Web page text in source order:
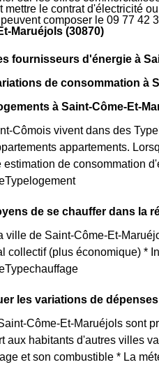
mettre le contrat d'électricité
composer le 09 77 42
Maruéjols (30870)
fournisseurs d'énergie à
de consommation à
à Saint-Côme-Et-
Cômois vivent dans des
appartements.
estimation de consommation
de se chauffer dans la
ville de Saint-Côme-Et-
collectif (plus économique) *
les variations de
Côme-Et-Maruéjols sont
aux habitants d'autres villes
et son combustible * La